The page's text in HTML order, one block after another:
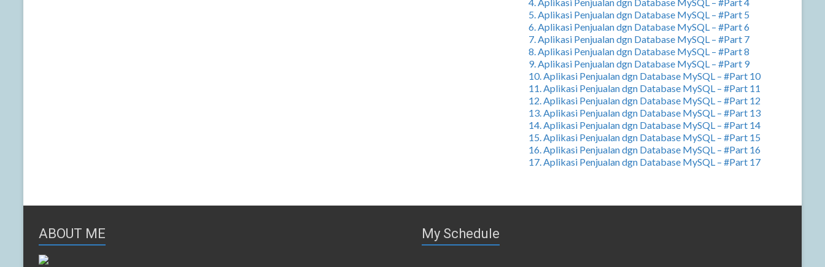
5. Aplikasi Penjualan dgn Database MySQL – #Part 5
6. Aplikasi Penjualan dgn Database MySQL – #Part 6
7. Aplikasi Penjualan dgn Database MySQL – #Part 7
8. Aplikasi Penjualan dgn Database MySQL – #Part 8
9. Aplikasi Penjualan dgn Database MySQL – #Part 9
10. Aplikasi Penjualan dgn Database MySQL – #Part 10
11. Aplikasi Penjualan dgn Database MySQL – #Part 11
12. Aplikasi Penjualan dgn Database MySQL – #Part 12
13. Aplikasi Penjualan dgn Database MySQL – #Part 13
14. Aplikasi Penjualan dgn Database MySQL – #Part 14
15. Aplikasi Penjualan dgn Database MySQL – #Part 15
16. Aplikasi Penjualan dgn Database MySQL – #Part 16
17. Aplikasi Penjualan dgn Database MySQL – #Part 17
ABOUT ME My Schedule